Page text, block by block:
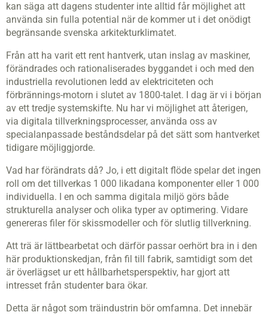
kan säga att dagens studenter inte alltid får möjlighet att
använda sin fulla potential när de kommer ut i det onödigt
begränsande svenska arkitekturklimatet.
Från att ha varit ett rent hantverk, utan inslag av maskiner,
förändrades och rationaliserades byggandet i och med den
industriella revolutionen ledd av elektriciteten och
förbrännings-motorn i slutet av 1800-talet. I dag är vi i början
av ett tredje systemskifte. Nu har vi möjlighet att återigen,
via digitala tillverkningsprocesser, använda oss av
specialanpassade beståndsdelar på det sätt som hantverket
tidigare möjliggjorde.
Vad har förändrats då? Jo, i ett digitalt flöde spelar det ingen
roll om det tillverkas 1 000 likadana komponenter eller 1 000
individuella. I en och samma digitala miljö görs både
strukturella analyser och olika typer av optimering. Vidare
genereras filer för skissmodeller och för slutlig tillverkning.
Att trä är lättbearbetat och därför passar oerhört bra in i den
här produktionskedjan, från fil till fabrik, samtidigt som det
är överlägset ur ett hållbarhetsperspektiv, har gjort att
intresset från studenter bara ökar.
Detta är något som träindustrin bör omfamna. Det innebär